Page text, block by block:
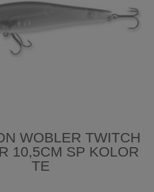
WOBLER TWITCH
10,5CM SP KOLOR
TE